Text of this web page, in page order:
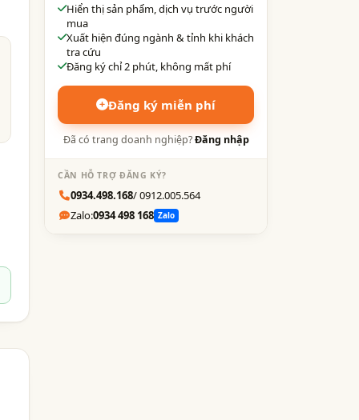
Hiển thị sản phẩm, dịch vụ trước người
mua
Xuất hiện đúng ngành & tỉnh khi khách
tra cứu
Đăng ký chỉ 2 phút, không mất phí
Đăng ký miễn phí
Đã có trang doanh nghiệp?Đăng nhập
CẦN HỖ TRỢ ĐĂNG KÝ?
0934.498.168/ 0912.005.564
Zalo:0934 498 168 Zalo